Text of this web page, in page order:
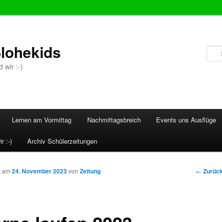
wir :-)
Lernen am Vormittag Nachmittagsbreich Events uns Ausflüge
:-) Archiv Schülerzeitungen
←
am24. November 2023 vonZeitung